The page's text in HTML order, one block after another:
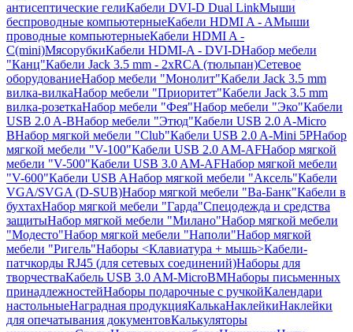
антисептические гелиКабели DVI-D Dual LinkМыши
беспроводные компьютерныеКабели HDMI A - AМыши
проводные компьютерныеКабели HDMI A -
C(mini)МясорубкиКабели HDMI-A - DVI-DНабор мебели
"Канц"Кабели Jack 3.5 mm - 2xRCA (тюльпан)Сетевое
оборудованиеНабор мебели "Монолит"Кабели Jack 3.5 mm
вилка-вилкаНабор мебели "Приоритет"Кабели Jack 3.5 mm
вилка-розеткаНабор мебели "Фея"Набор мебели "Эко"Кабели
USB 2.0 A-BНабор мебели "Этюд"Кабели USB 2.0 A-Micro
BНабор мягкой мебели "Club"Кабели USB 2.0 A-Mini 5PНабор
мягкой мебели "V-100"Кабели USB 2.0 AM-AFНабор мягкой
мебели "V-500"Кабели USB 3.0 AM-AFНабор мягкой мебели
"V-600"Кабели USB AНабор мягкой мебели "Аксель"Кабели
VGA/SVGA (D-SUB)Набор мягкой мебели "Ва-Банк"Кабели в
бухтахНабор мягкой мебели "Гарда"Спецодежда и средства
защитыНабор мягкой мебели "Милано"Набор мягкой мебели
"Модесто"Набор мягкой мебели "Наполи"Набор мягкой
мебели "Ригель"Наборы <Клавиатура + мышь>Кабели-
патчкорды RJ45 (для сетевых соединений)Наборы для
творчестваКабель USB 3.0 AM-MicroBMНаборы письменных
принадлежностейНаборы подарочные с ручкойКалендари
настольныеНаградная продукцияКалькаНаклейкиНаклейки
для опечатывания документовКалькуляторы